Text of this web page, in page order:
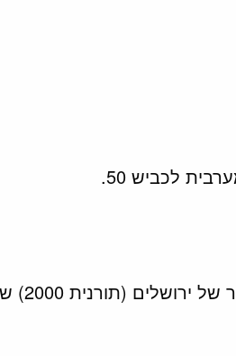
לכביש 50.
החלקה יוגדר כאזור מגורים עירוני מוצע.